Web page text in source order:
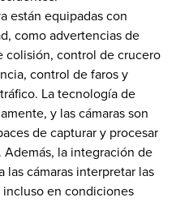
están equipadas con
como advertencias de
colisión, control de crucero
control de faros y
La tecnología de
y las cámaras son
de capturar y procesar
la integración de
cámaras interpretar las
incluso en condiciones